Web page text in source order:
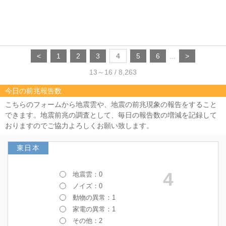
< 1 2 3 4 5 6
>
13～16 / 8,263
今日の前兆報告数
こちらのフォームから地震雲や、地震の前兆現象の報告をすること
できます。地震前兆の調査として、毎日の報告数の増減を記録して
おりますのでご協力よろしくお願い致します。
東日本